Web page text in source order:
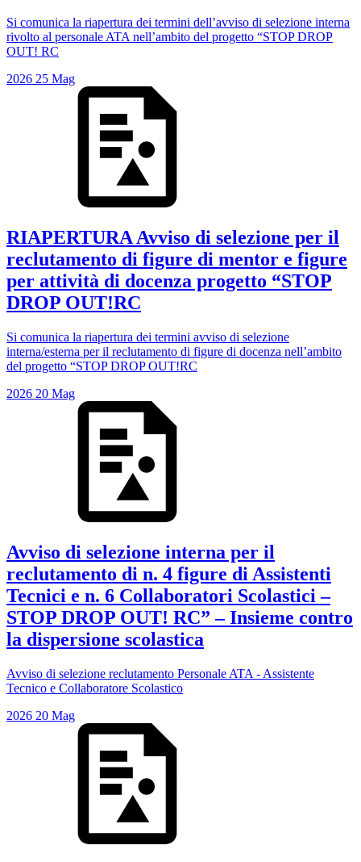
Si comunica la riapertura dei termini dell’avviso di selezione interna
rivolto al personale ATA nell’ambito del progetto “STOP DROP
OUT! RC
2026 25 Mag
RIAPERTURA Avviso di selezione per il
reclutamento di figure di mentor e figure
per attività di docenza progetto “STOP
DROP OUT!RC
Si comunica la riapertura dei termini avviso di selezione
interna/esterna per il reclutamento di figure di docenza nell’ambito
del progetto “STOP DROP OUT!RC
2026 20 Mag
Avviso di selezione interna per il
reclutamento di n. 4 figure di Assistenti
Tecnici e n. 6 Collaboratori Scolastici –
STOP DROP OUT! RC” – Insieme contro
la dispersione scolastica
Avviso di selezione reclutamento Personale ATA - Assistente
Tecnico e Collaboratore Scolastico
2026 20 Mag